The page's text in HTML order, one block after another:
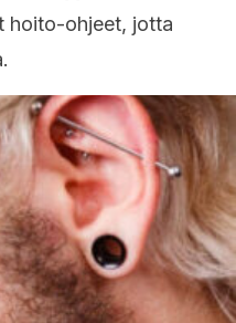
hoito-ohjeet, jotta